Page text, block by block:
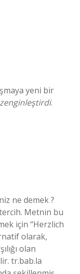
yeni bir
zenginleştirdi.
ne demek ?
Metnin bu
için “Herzlich
olarak,
olan
tr.bab.la